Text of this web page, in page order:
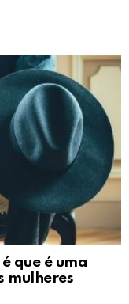
que é uma
mulheres